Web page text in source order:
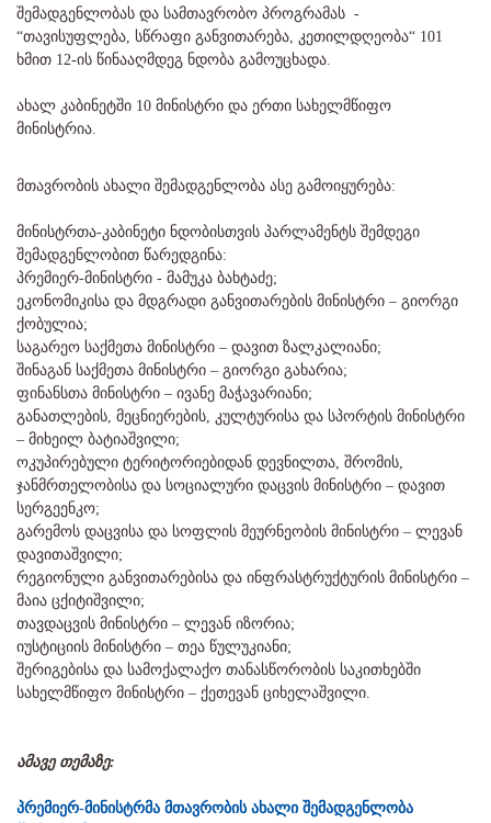
შემადგენლობას და სამთავრობო პროგრამას -
“თავისუფლება, სწრაფი განვითარება, კეთილდღეობა“ 101
ხმით 12-ის წინააღმდეგ ნდობა გამოუცხადა.
ახალ კაბინეტში 10 მინისტრი და ერთი სახელმწიფო
მინისტრია.
მთავრობის ახალი შემადგენლობა ასე გამოიყურება:
მინისტრთა-კაბინეტი ნდობისთვის პარლამენტს შემდეგი
შემადგენლობით წარედგინა:
პრემიერ-მინისტრი - მამუკა ბახტაძე;
ეკონომიკისა და მდგრადი განვითარების მინისტრი – გიორგი
ქობულია;
საგარეო საქმეთა მინისტრი – დავით ზალკალიანი;
შინაგან საქმეთა მინისტრი – გიორგი გახარია;
ფინანსთა მინისტრი – ივანე მაჭავარიანი;
განათლების, მეცნიერების, კულტურისა და სპორტის მინისტრი
– მიხეილ ბატიაშვილი;
ოკუპირებული ტერიტორიებიდან დევნილთა, შრომის,
ჯანმრთელობისა და სოციალური დაცვის მინისტრი – დავით
სერგეენკო;
გარემოს დაცვისა და სოფლის მეურნეობის მინისტრი – ლევან
დავითაშვილი;
რეგიონული განვითარებისა და ინფრასტრუქტურის მინისტრი –
მაია ცქიტიშვილი;
თავდაცვის მინისტრი – ლევან იზორია;
იუსტიციის მინისტრი – თეა წულუკიანი;
შერიგებისა და სამოქალაქო თანასწორობის საკითხებში
სახელმწიფო მინისტრი – ქეთევან ციხელაშვილი.
ამავე თემაზე:
პრემიერ-მინისტრმა მთავრობის ახალი შემადგენლობა